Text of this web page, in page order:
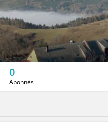
0
Abonnés